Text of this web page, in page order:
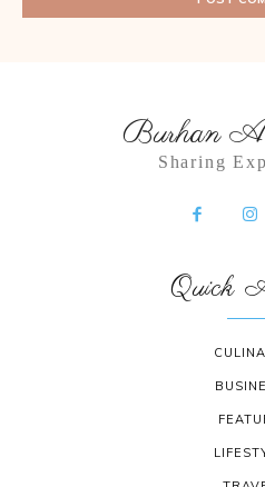
Burhan
Sharing
Quick